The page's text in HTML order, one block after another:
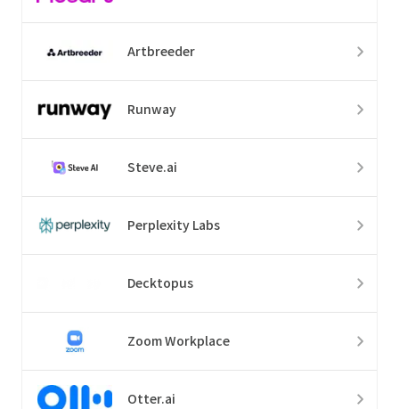
Artbreeder
Runway
Steve.ai
Perplexity Labs
Decktopus
Zoom Workplace
Otter.ai